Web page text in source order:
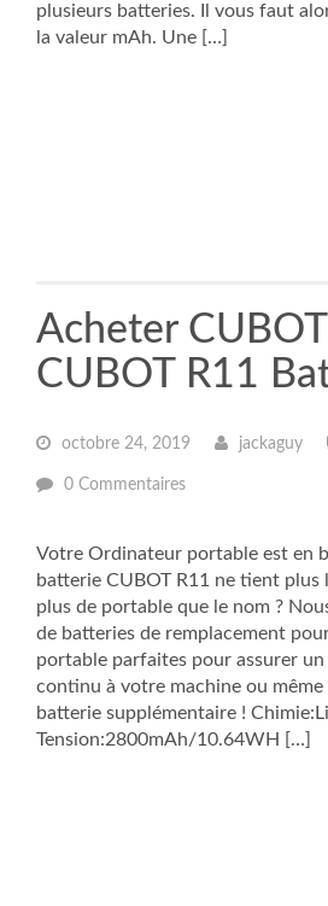
plusieurs batteries. Il vous faut
la valeur mAh. Une […]
Acheter
CUBOT R11
octobre 24, 2019 jackaguy
0 Commentaires
Votre Ordinateur portable est en
batterie CUBOT R11 ne tient plus
plus de portable que le nom ?
de batteries de remplacement
portable parfaites pour assurer
continu à votre machine ou
batterie supplémentaire !
Tension:2800mAh/10.64WH […]